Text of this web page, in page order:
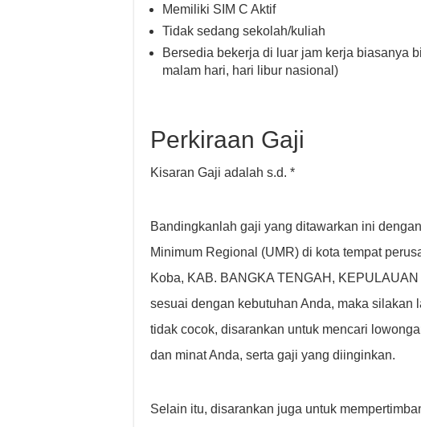
Memiliki SIM C Aktif
Tidak sedang sekolah/kuliah
Bersedia bekerja di luar jam kerja biasanya
malam hari, hari libur nasional)
Perkiraan Gaji
Kisaran Gaji adalah s.d. *
Bandingkanlah gaji yang ditawarkan ini
Minimum Regional (UMR) di kota tempat
Koba, KAB. BANGKA TENGAH,
sesuai dengan kebutuhan Anda, maka silakan
tidak cocok, disarankan untuk mencari
dan minat Anda, serta gaji yang diinginkan.
Selain itu, disarankan juga untuk